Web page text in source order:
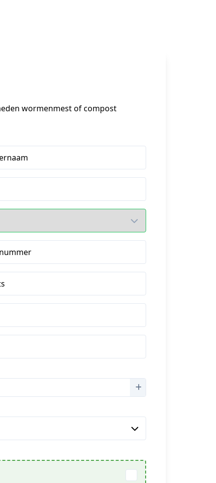
wormenmest of compost